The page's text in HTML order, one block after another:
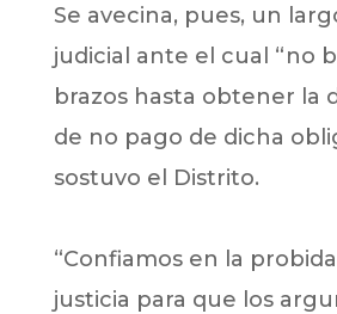
Se avecina, pues, un
judicial ante el cual “no
brazos hasta obtener la
de no pago de dicha
sostuvo el Distrito.
“Confiamos en la
justicia para que los